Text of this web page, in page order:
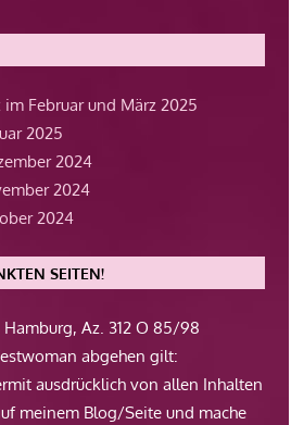
Februar und März 2025
2025
2024
2024
2024
SEITEN!
Az. 312 O 85/98
abgehen gilt:
ausdrücklich von allen Inhalten
meinem Blog/Seite und mache